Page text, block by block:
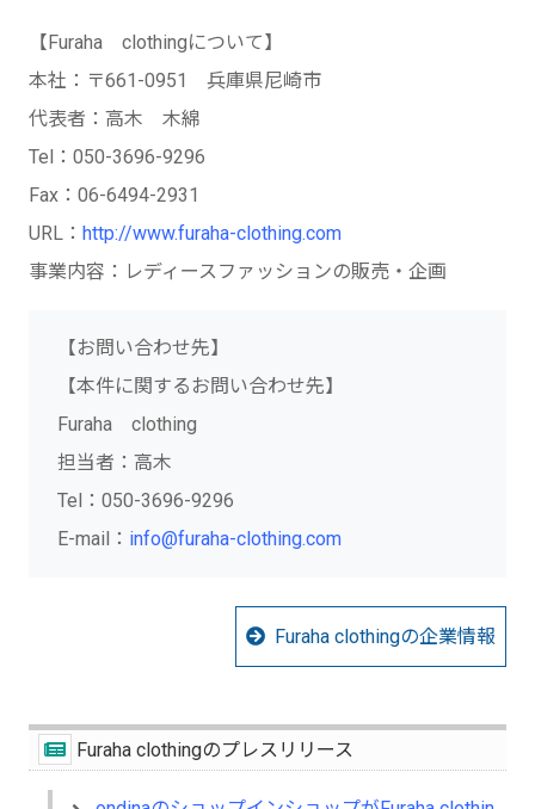
【Furaha clothingについて】
本社：〒661-0951 兵庫県尼崎市
代表者：高木 木綿
Tel：050-3696-9296
Fax：06-6494-2931
URL： http://www.furaha-clothing.com
事業内容：レディースファッションの販売・企画
【お問い合わせ先】
【本件に関するお問い合わせ先】
Furaha clothing
担当者：高木
Tel：050-3696-9296
E-mail： info@furaha-clothing.com
Furaha clothingの企業情報
Furaha clothingのプレスリリース